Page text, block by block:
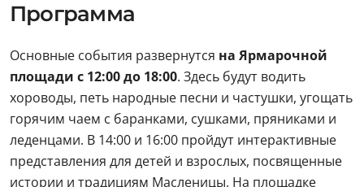
Программа
Основные события развернутся на Ярмарочной
площади с 12:00 до 18:00. Здесь будут водить
хороводы, петь народные песни и частушки, угощать
горячим чаем с баранками, сушками, пряниками и
леденцами. В 14:00 и 16:00 пройдут интерактивные
представления для детей и взрослых, посвященные
истории и традициям Масленицы. На площадке